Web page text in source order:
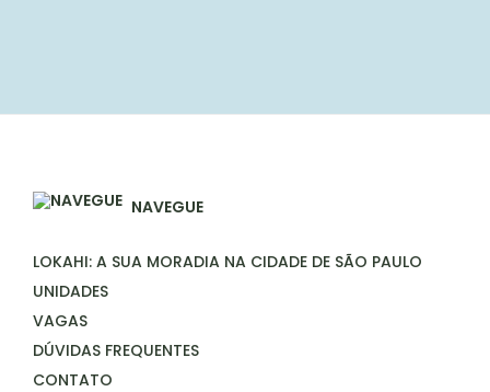
NAVEGUE
LOKAHI: A SUA MORADIA NA CIDADE DE SÃO PAULO
UNIDADES
VAGAS
DÚVIDAS FREQUENTES
CONTATO